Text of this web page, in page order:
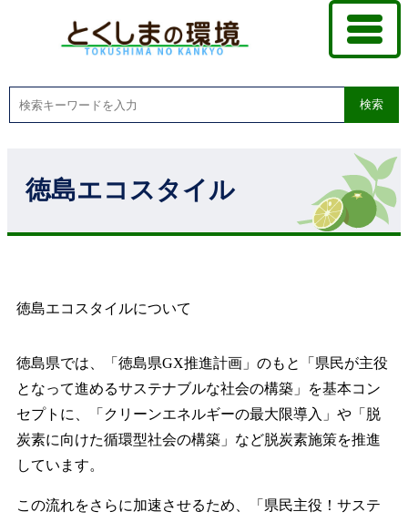
検索
徳島エコスタイル
徳島エコスタイルについて
徳島県では、「徳島県GX推進計画」のもと「県民が主役
となって進めるサステナブルな社会の構築」を基本コン
セプトに、「クリーンエネルギーの最大限導入」や「脱
炭素に向けた循環型社会の構築」など脱炭素施策を推進
しています。
この流れをさらに加速させるため、「県民主役！サステ